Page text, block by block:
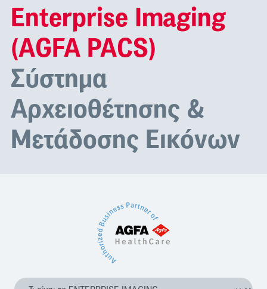
Enterprise Imaging
(AGFA PACS)
Σύστημα
Αρχειοθέτησης &
Μετάδοσης Εικόνων